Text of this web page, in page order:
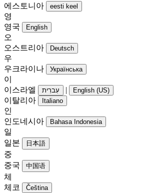
에스토니아
eesti keel
영
영국
English
오
오스트리아
Deutsch
우
우크라이나
Українська
이
이스라엘
עִברִית | English (US)
이탈리아 Italiano
인
인도네시아
Bahasa Indonesia
일
일본
日本語
중
중국
中国语
체
체코
Čeština